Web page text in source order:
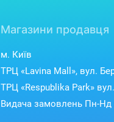
Магазини продавця
м. Київ
ТРЦ «Lavina Mall», вул.
ТРЦ «Respublika Park»
Видача замовлень Пн-Нд